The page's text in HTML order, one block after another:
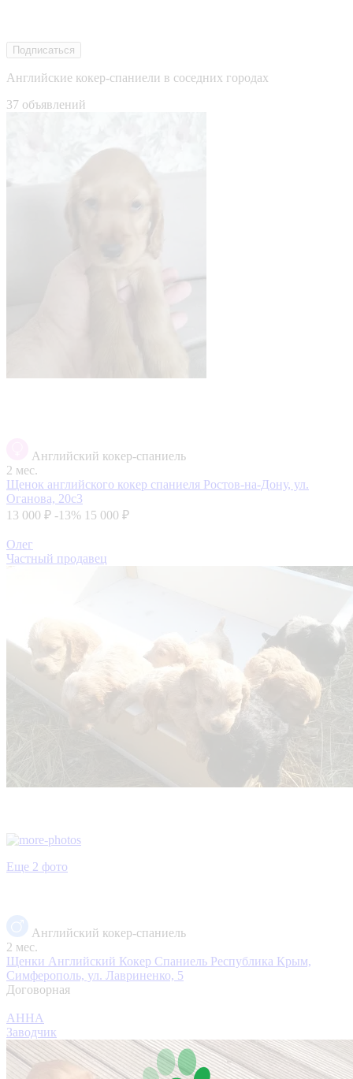
Подписаться
Английские кокер-спаниели в соседних городах
37 объявлений
Английский кокер-спаниель
2 мес.
Щенок английского кокер спаниеля Ростов-на-Дону, ул.
Оганова, 20с3
13 000 ₽ -13% 15 000 ₽
Олег
Частный продавец
Еще 2 фото
Английский кокер-спаниель
2 мес.
Щенки Английский Кокер Спаниель Республика Крым,
Симферополь, ул. Лавриненко, 5
Договорная
АННА
Заводчик